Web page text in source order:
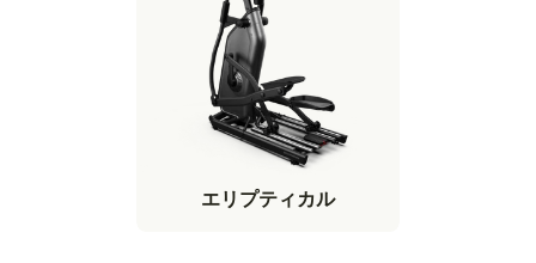
エリプティカル